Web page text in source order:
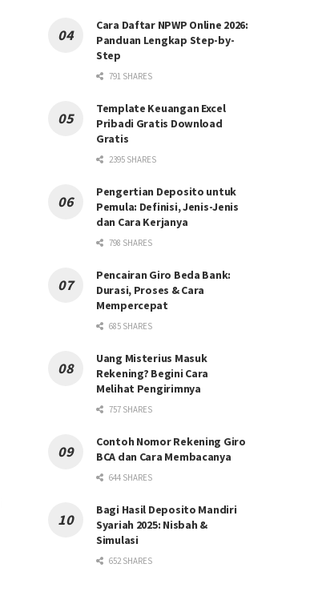
Cara Daftar NPWP Online 2026:
Panduan Lengkap Step-by-
Step
791 SHARES
Template Keuangan Excel
Pribadi Gratis Download
Gratis
2395 SHARES
Pengertian Deposito untuk
Pemula: Definisi, Jenis-Jenis
dan Cara Kerjanya
798 SHARES
Pencairan Giro Beda Bank:
Durasi, Proses & Cara
Mempercepat
685 SHARES
Uang Misterius Masuk
Rekening? Begini Cara
Melihat Pengirimnya
757 SHARES
Contoh Nomor Rekening Giro
BCA dan Cara Membacanya
644 SHARES
Bagi Hasil Deposito Mandiri
Syariah 2025: Nisbah &
Simulasi
652 SHARES